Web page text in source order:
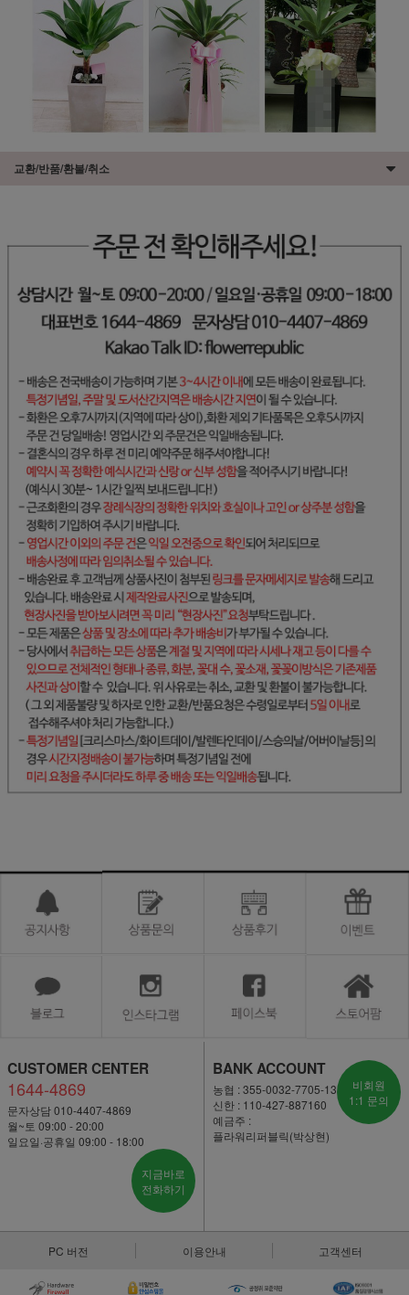
교환/반품/환불/취소
CUSTOMER CENTER
1644-4869
문자상담 010-4407-4869
월~토 09:00 - 20:00
일요일·공휴일 09:00 - 18:00
지금바로
전화하기
BANK ACCOUNT
농협 : 355-0032-7705-13
신한 : 110-427-887160
예금주 :
플라워리퍼블릭(박상현)
비회원
1:1 문의
PC 버전 이용안내 고객센터